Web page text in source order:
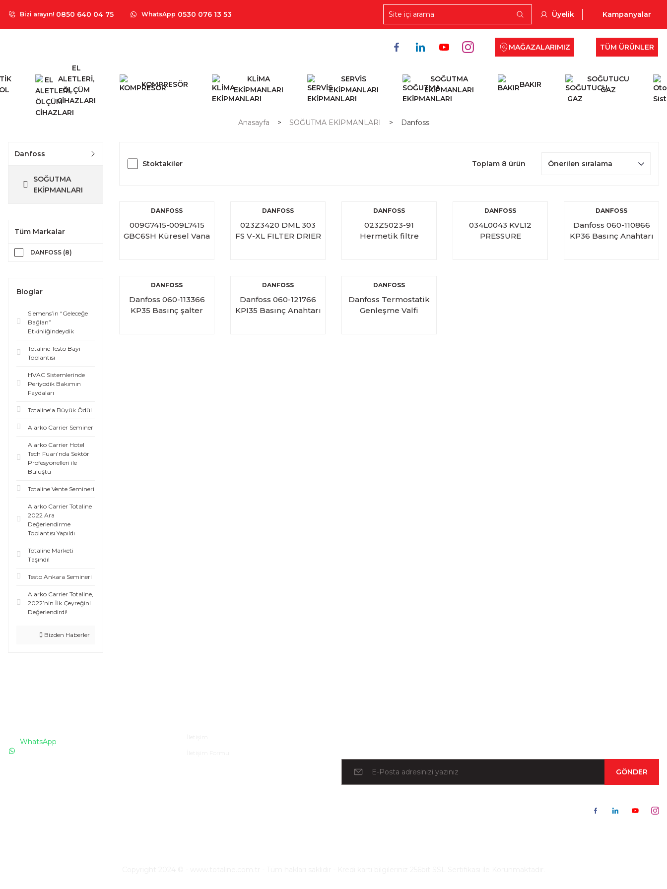
Bizi arayın! 0850 640 04 75 WhatsApp 0530 076 13 53 Üyelik Kampanyalar
MAĞAZALARIMIZ TÜM ÜRÜNLER
EL
ALETLERİ,
ÖLÇÜM
CİHAZLARI
KOMPRESÖR
KLİMA
EKİPMANLARI
SERVİS
EKİPMANLARI
SOĞUTMA
EKİPMANLARI
BAKIR
SOĞUTUCU
GAZ
Anasayfa SOĞUTMA EKİPMANLARI Danfoss
Danfoss
SOĞUTMA
EKİPMANLARI
Tüm Markalar
DANFOSS (8)
Bloglar
Siemens’in “Geleceğe
Bağlan”
Etkinliğindeydik
Totaline Testo Bayi
Toplantısı
HVAC Sistemlerinde
Periyodik Bakımın
Faydaları
Totaline'a Büyük Ödül
Alarko Carrier Seminer
Alarko Carrier Hotel
Tech Fuarı’nda Sektör
Profesyonelleri ile
Buluştu
Totaline Vente Semineri
Alarko Carrier Totaline
2022 Ara
Değerlendirme
Toplantısı Yapıldı
Totaline Marketi
Taşındı!
Testo Ankara Semineri
Alarko Carrier Totaline,
2022’nin İlk Çeyreğini
Değerlendirdi!
Bizden Haberler
Stoktakiler Toplam 8 ürün
DANFOSS
009G7415-009L7415
GBC6SH Küresel Vana
DANFOSS
023Z3420 DML 303
FS V-XL FILTER DRIER
DANFOSS
023Z5023-91
Hermetik filtre
DANFOSS
034L0043 KVL12
PRESSURE
DANFOSS
Danfoss 060-110866
KP36 Basınç Anahtarı
DANFOSS
Danfoss 060-113366
KP35 Basınç şalter
DANFOSS
Danfoss 060-121766
KPI35 Basınç Anahtarı
DANFOSS
Danfoss Termostatik
Genleşme Valfi
WhatsApp
GÖNDER